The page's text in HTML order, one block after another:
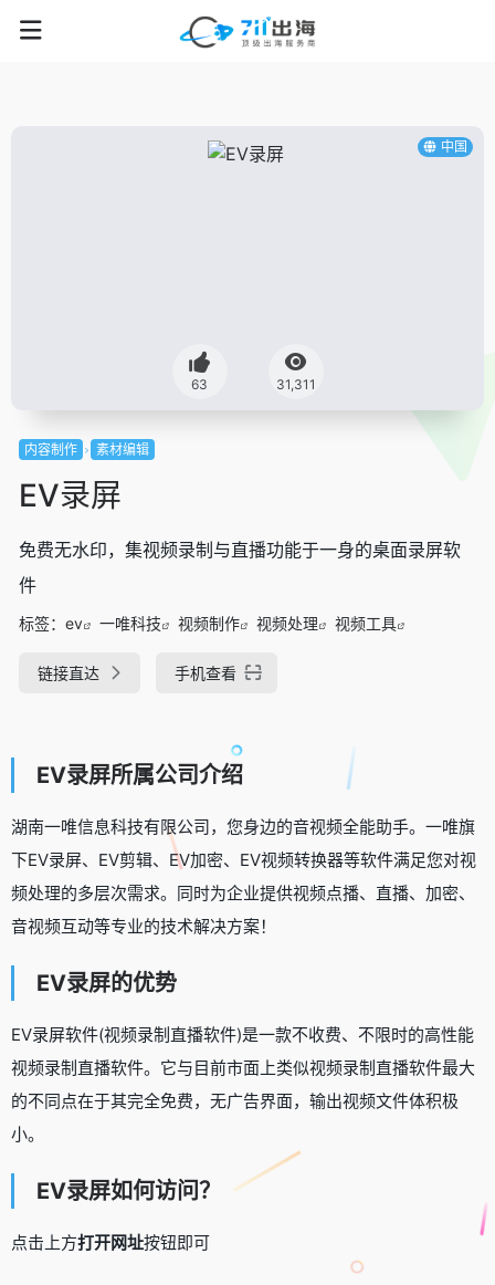
中国
63 31,311
内容制作 素材编辑
EV录屏
免费无水印，集视频录制与直播功能于一身的桌面录屏软
件
标签： ev 一唯科技 视频制作 视频处理 视频工具
链接直达 手机查看
EV录屏所属公司介绍
湖南一唯信息科技有限公司，您身边的音视频全能助手。一唯旗
下EV录屏、EV剪辑、EV加密、EV视频转换器等软件满足您对视
频处理的多层次需求。同时为企业提供视频点播、直播、加密、
音视频互动等专业的技术解决方案！
EV录屏的优势
EV录屏软件(视频录制直播软件)是一款不收费、不限时的高性能
视频录制直播软件。它与目前市面上类似视频录制直播软件最大
的不同点在于其完全免费，无广告界面，输出视频文件体积极
小。
EV录屏如何访问？
点击上方打开网址按钮即可